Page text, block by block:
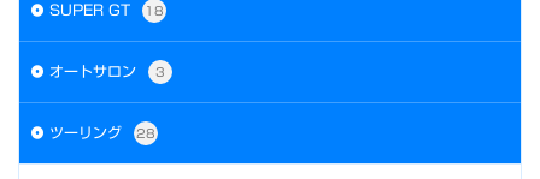
SUPER GT 18
オートサロン 3
ツーリング 28